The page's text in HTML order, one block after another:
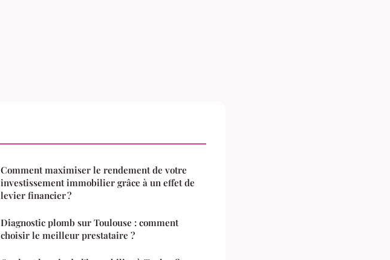
Comment maximiser le rendement de votre
investissement immobilier grâce à un effet de
levier financier ?
Diagnostic plomb sur Toulouse : comment
choisir le meilleur prestataire ?